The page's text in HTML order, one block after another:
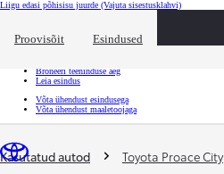
Liigu edasi põhisisu juurde (Vajuta sisestusklahvi)
Proovisõit Esindused
Kiirtee Klõpsa kiirtee ülekatte sulgemiseks
Broneeri teeninduse aeg
Leia esindus
Võta ühendust esindusega
Võta ühendust maaletoojaga
Sina oled siin
Kasutatud autod Toyota Proace City